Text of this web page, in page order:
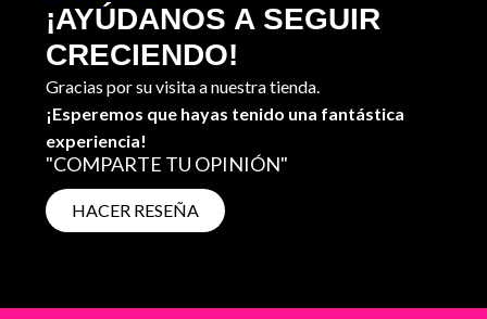
¡AYÚDANOS A SEGUIR
CRECIENDO!
Gracias por su visita a nuestra tienda.
¡Esperemos que hayas tenido una fantástica
experiencia!
"COMPARTE TU OPINIÓN"
HACER RESEÑA